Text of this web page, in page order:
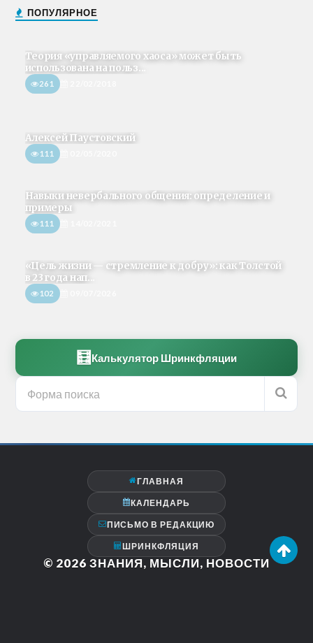
ПОПУЛЯРНОЕ
Теория «управляемого хаоса» может быть
использована на польз...
261
Алексей Паустовский
111
Навыки невербального общения: определение и
примеры
111
«Цель жизни — стремление к добру»: как Толстой
в 23 года нап...
102
🧮 Калькулятор Шринкфляции
ГЛАВНАЯ
КАЛЕНДАРЬ
ПИСЬМО В РЕДАКЦИЮ
ШРИНКФЛЯЦИЯ
© 2026 ЗНАНИЯ, МЫСЛИ, НОВОСТИ